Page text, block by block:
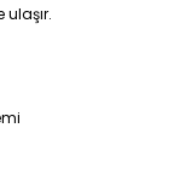
ulaşır.